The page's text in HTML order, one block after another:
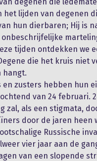
het lijden van degenen
hun dierbaren; Hij is
onbeschrijfelijke
tijden ontdekken we
die het kruis niet
hangt.
en zusters hebben hun
van 24 februari.
zal, als een stigmata,
door de jaren heen
Russische
vier jaar aan de
van een slopende